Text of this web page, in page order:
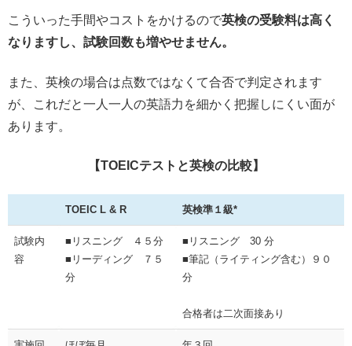
こういった手間やコストをかけるので英検の受験料は高く
なりますし、試験回数も増やせません。
また、英検の場合は点数ではなくて合否で判定されます
が、これだと一人一人の英語力を細かく把握しにくい面が
あります。
【TOEICテストと英検の比較】
TOEIC L & R 英検準１級*
試験内
容
■リスニング ４５分
■リーディング ７５
分
■リスニング 30 分
■筆記（ライティング含む）９０
分
合格者は二次面接あり